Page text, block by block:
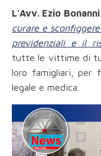
L'Avv. Ezio Bonanni
curare e
previdenziali e il
tutte le vittime di
loro famigliari, per
legale e medica.